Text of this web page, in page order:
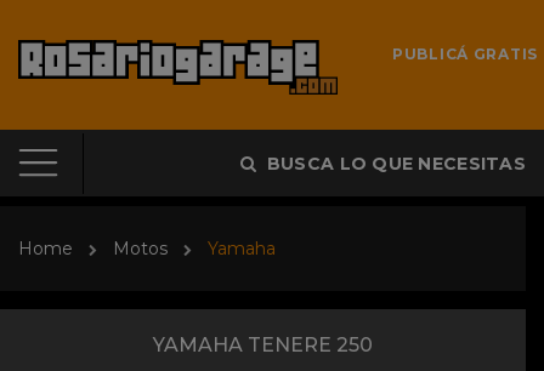
PUBLICÁ GRATIS
BUSCA LO QUE NECESITAS
Home Motos Yamaha
YAMAHA TENERE 250